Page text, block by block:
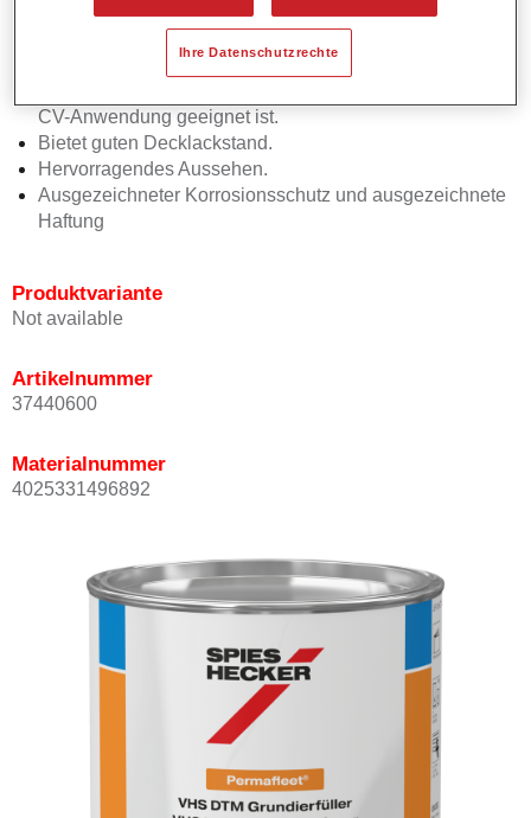
Vielseitiger Grundierlack für ein breites Einsatzgebiet.
CV-Anwendung geeignet ist.
Bietet guten Decklackstand.
Hervorragendes Aussehen.
Ausgezeichneter Korrosionsschutz und ausgezeichnete
Haftung
Produktvariante
Not available
Artikelnummer
37440600
Materialnummer
4025331496892
Ihre Datenschutzrechte